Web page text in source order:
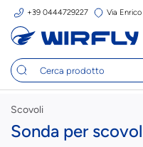
+39 0444729227 Via
Scovoli
Sonda per